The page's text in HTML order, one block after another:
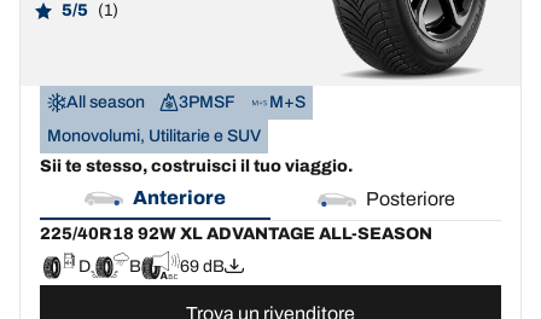
5/5 (1)
All season 3PMSF
M+S
Monovolumi, Utilitarie e SUV
Sii te stesso, costruisci il tuo viaggio.
Anteriore Posteriore
225/40R18 92W XL ADVANTAGE ALL-SEASON
D
B 69 dB
Trova un rivenditore